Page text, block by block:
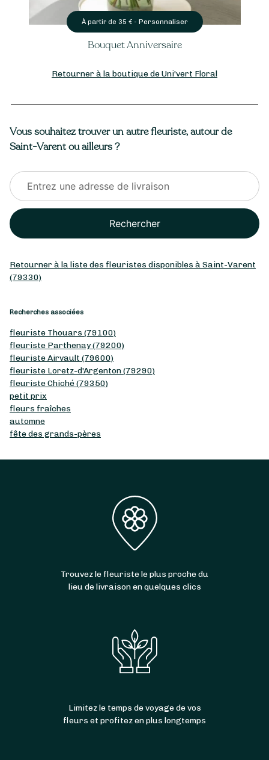
À partir de 35 € - Personnaliser
Bouquet Anniversaire
Retourner à la boutique de Uni'vert Floral
Vous souhaitez trouver un autre fleuriste, autour de
Saint-Varent ou ailleurs ?
Rechercher
Retourner à la liste des fleuristes disponibles à Saint-Varent
(79330)
Recherches associées
fleuriste Thouars (79100)
fleuriste Parthenay (79200)
fleuriste Airvault (79600)
fleuriste Loretz-d'Argenton (79290)
fleuriste Chiché (79350)
petit prix
fleurs fraîches
automne
fête des grands-pères
Trouvez le fleuriste le plus proche du
lieu de livraison en quelques clics
Limitez le temps de voyage de vos
fleurs et profitez en plus longtemps